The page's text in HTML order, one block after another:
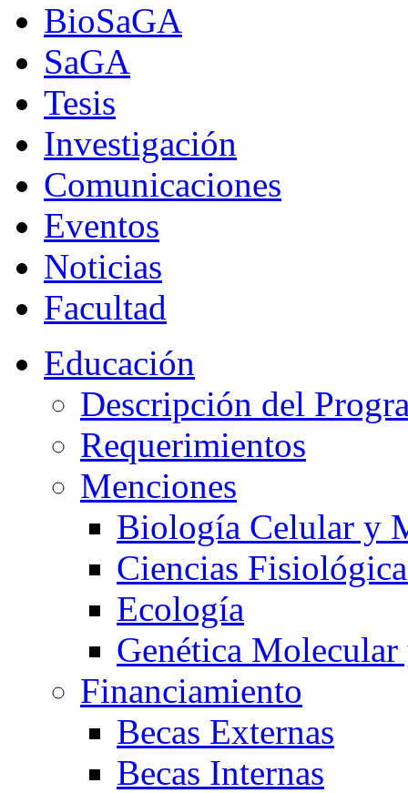
BioSaGA
SaGA
Tesis
Investigación
Comunicaciones
Eventos
Noticias
Facultad
Educación
Descripción del
Requerimientos
Menciones
Biología Celular y
Ciencias
Ecología
Genética
Financiamiento
Becas Externas
Becas Internas